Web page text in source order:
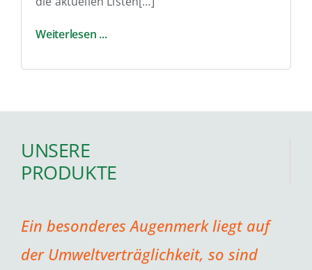
Weiterlesen ...
UNSERE
PRODUKTE
Ein besonderes Augenmerk liegt auf
der Umweltverträglichkeit, so sind